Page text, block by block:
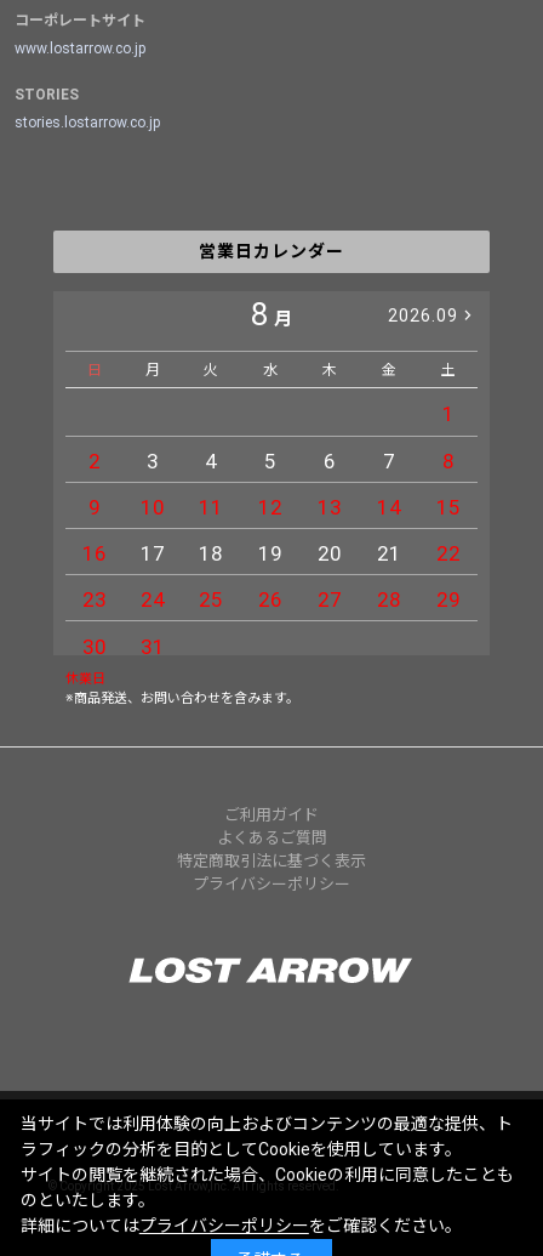
コーポレートサイト
www.lostarrow.co.jp
STORIES
stories.lostarrow.co.jp
営業日カレンダー
8 月 2026.09
日 月 火 水 木 金 土
1
2
3 4 5 6 7
8
9
10 11 12 13 14
15
16
17 18 19 20 21
22
23
24 25 26 27 28
29
30
31
休業日
※商品発送、お問い合わせを含みます。
ご利用ガイド
よくあるご質問
特定商取引法に基づく表示
プライバシーポリシー
© Copyright 2025 Lost Arrow,Inc. All rights reserved.
当サイトでは利用体験の向上およびコンテンツの最適な提供、ト
ラフィックの分析を目的としてCookieを使用しています。
サイトの閲覧を継続された場合、Cookieの利用に同意したことも
のといたします。
詳細についてはプライバシーポリシーをご確認ください。